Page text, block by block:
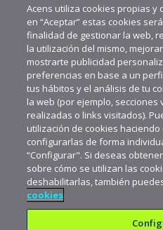
MÁS VIDEOS
Acens utiliza cookies propias y
en “Aceptar” estas cookies
finalidad de gestionar la web,
la utilización del mismo,
mostrarte publicidad
preferencias en base a un
tus hábitos y el análisis de tu
la web (por ejemplo, secciones
realizadas o links visitados).
utilización de cookies haciendo
configurarlas de forma
“Configurar". Si deseas
sobre cómo se utilizan las
deshabilitarlas, también
cookies